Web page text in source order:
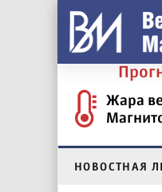
Жара
НОВОСТНАЯ